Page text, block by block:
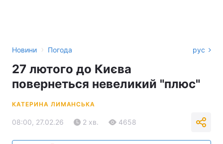
Новини › Погода рус
27 лютого до Києва
повернеться невеликий "плюс"
КАТЕРИНА ЛИМАНСЬКА
08:00, 27.02.26 2 хв. 4658